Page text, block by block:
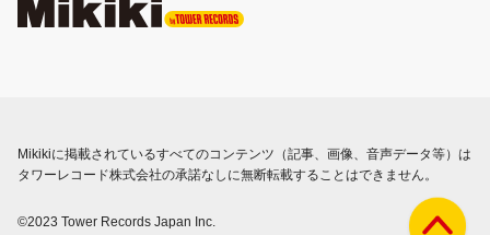
Mikikiに掲載されているすべてのコンテンツ（記事、画像、音声データ等）は
タワーレコード株式会社の承諾なしに無断転載することはできません。
©2023 Tower Records Japan Inc.